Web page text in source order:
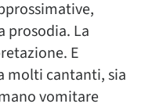
prosodia. La
E
molti cantanti, sia
vomitare